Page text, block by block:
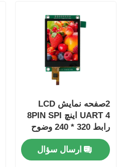
2صفحه نمایش LCD
UART 4 اینچ 8PIN SPI
رابط 320 * 240 وضوح
300 روشنایی راننده IC
ST7789 با صفحه PCBA ارسال سؤال